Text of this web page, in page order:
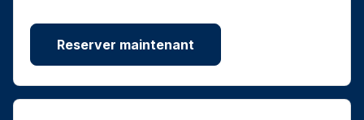
Reserver maintenant